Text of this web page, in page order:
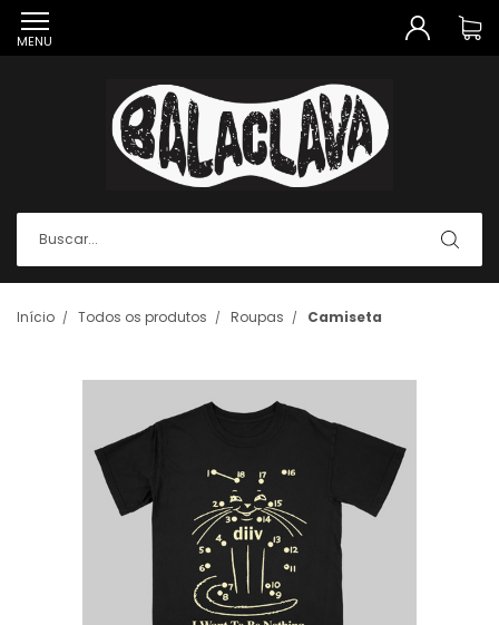
MENU
Início Todos os produtos Roupas Camiseta